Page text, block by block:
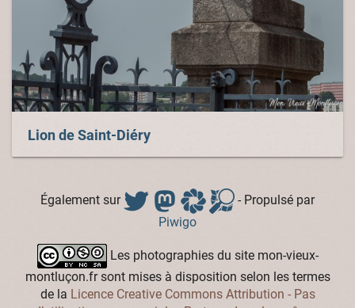
Lion de Saint-Diéry
Également sur
- Propulsé par
Piwigo
Les photographies du site mon-vieux-
montluçon.fr sont mises à disposition selon les termes
de la Licence Creative Commons Attribution - Pas